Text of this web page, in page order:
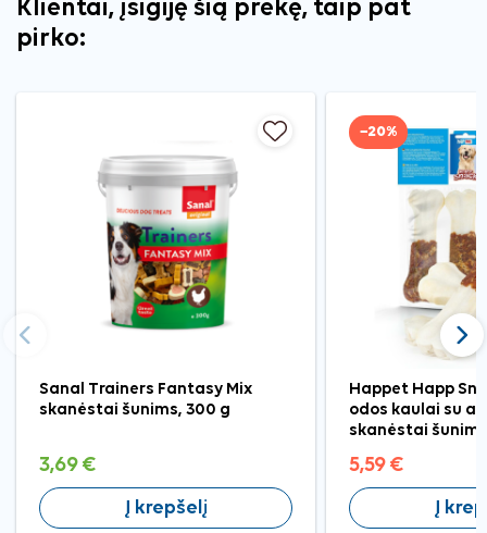
Klientai, įsigiję šią prekę, taip pat
pirko:
Sanal Trainers Fantasy Mix
skanėstai šunims, 300 g
3,69 €
Į krepšelį
−20%
Happet Happ
odos kaulai su
skanėstai
5,59 €
Į
Ankstesnis